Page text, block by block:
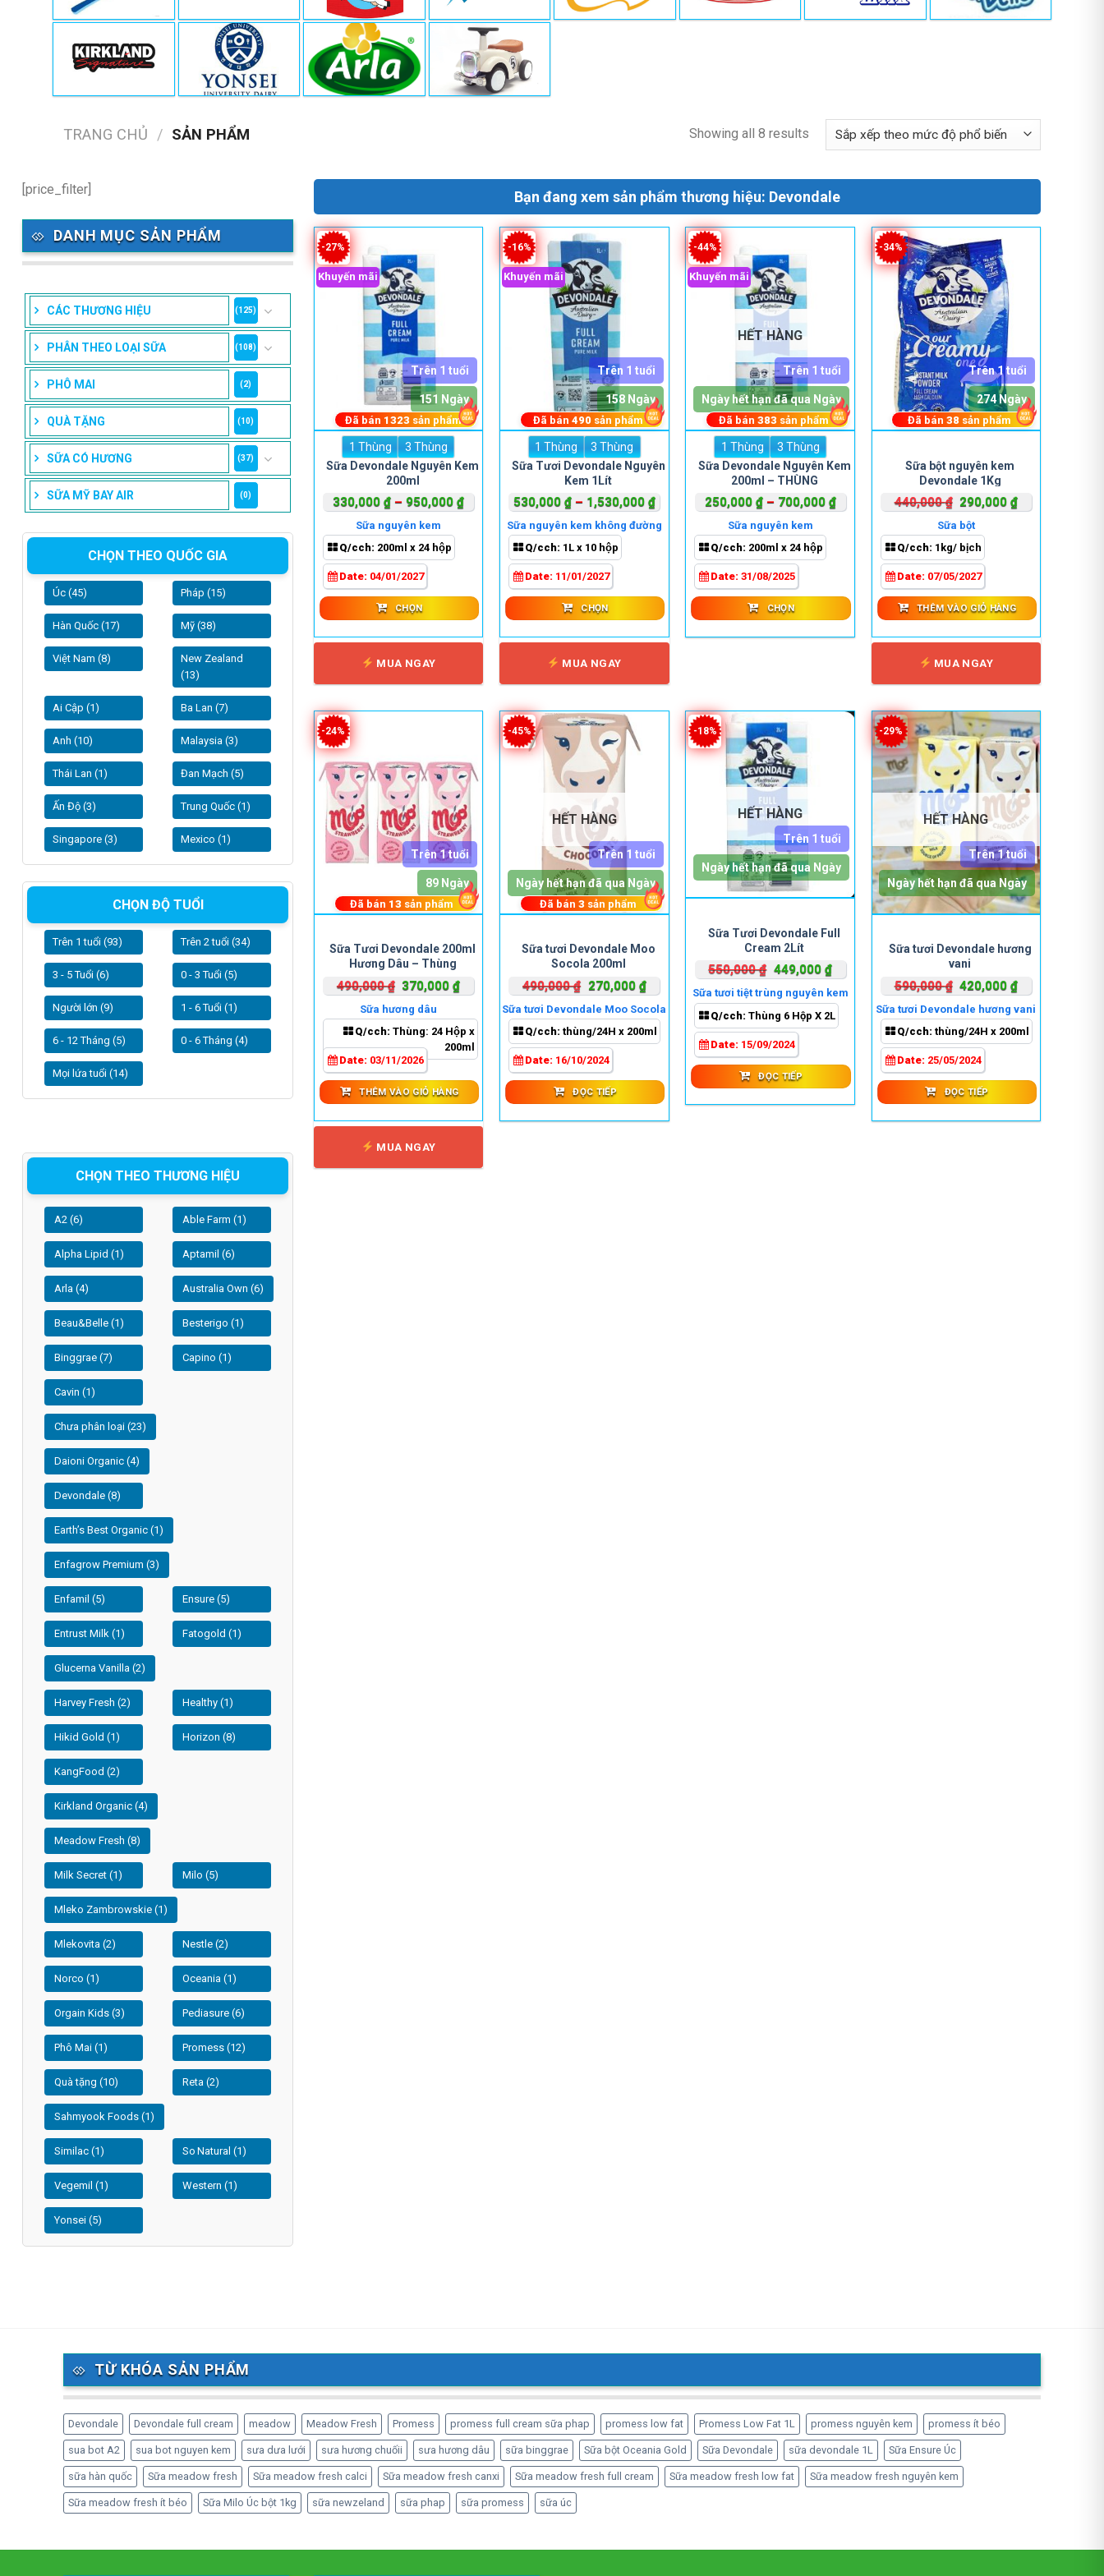
TRANG CHỦ / SẢN PHẨM Showing all 8 results
[price_filter]
DANH MỤC SẢN PHẨM
CÁC THƯƠNG HIỆU (125)
PHÂN THEO LOẠI SỮA (108)
PHÔ MAI (2)
QUÀ TẶNG (10)
SỮA CÓ HƯƠNG (37)
SỮA MỸ BAY AIR (0)
CHỌN THEO QUỐC GIA
Úc (45) Pháp (15)
Hàn Quốc (17) Mỹ (38)
Việt Nam (8)
New Zealand
(13)
Ai Cập (1) Ba Lan (7)
Anh (10) Malaysia (3)
Thái Lan (1) Đan Mạch (5)
Ấn Độ (3) Trung Quốc (1)
Singapore (3) Mexico (1)
CHỌN ĐỘ TUỔI
Trên 1 tuổi (93) Trên 2 tuổi (34)
3 - 5 Tuổi (6) 0 - 3 Tuổi (5)
Người lớn (9) 1 - 6 Tuổi (1)
6 - 12 Tháng (5) 0 - 6 Tháng (4)
Mọi lứa tuổi (14)
CHỌN THEO THƯƠNG HIỆU
A2 (6) Able Farm (1)
Alpha Lipid (1) Aptamil (6)
Arla (4) Australia Own (6)
Beau&Belle (1) Besterigo (1)
Binggrae (7) Capino (1)
Cavin (1)
Chưa phân loại (23)
Daioni Organic (4)
Devondale (8)
Earth’s Best Organic (1)
Enfagrow Premium (3)
Enfamil (5) Ensure (5)
Entrust Milk (1) Fatogold (1)
Glucerna Vanilla (2)
Harvey Fresh (2) Healthy (1)
Hikid Gold (1) Horizon (8)
KangFood (2)
Kirkland Organic (4)
Meadow Fresh (8)
Milk Secret (1) Milo (5)
Mleko Zambrowskie (1)
Mlekovita (2) Nestle (2)
Norco (1) Oceania (1)
Orgain Kids (3) Pediasure (6)
Phô Mai (1) Promess (12)
Quà tặng (10) Reta (2)
Sahmyook Foods (1)
Similac (1) So Natural (1)
Vegemil (1) Western (1)
Yonsei (5)
Bạn đang xem sản phẩm thương hiệu: Devondale
-27%
Khuyến mãi
1 Thùng
3 Thùng
Sữa Devondale Nguyên Kem
200ml
330,000₫ – 950,000₫Khoảng
330,000 ₫
950,000 ₫
Sữa nguyên kem
Q/cch: 200ml x 24 hộp
Date: 04/01/2027
Trên 1 tuổi
151 Ngày
Đã bán 1323sản phẩm
CHỌN
Sản
phẩm
này
có
nhiều
biến
thể.
Các
tùy
chọn
có
trên
phẩm
MUA NGAY
-16%
Khuyến mãi
1 Thùng
3 Thùng
Sữa Tươi Devondale Nguyên
Kem 1Lít
530,000 ₫ – 1,530,000 ₫Khoảng
530,000 ₫
1,530,000 ₫
Sữa nguyên kem không đường
Q/cch: 1L x 10 hộp
Date: 11/01/2027
Trên 1 tuổi
158 Ngày
Đã bán 490sản phẩm
CHỌN
Sản
phẩm
này
có
nhiều
biến
thể.
Các
tùy
chọn
có
trên
trang
sản
phẩm
MUA NGAY
-44%
Khuyến mãi
HẾT HÀNG
1 Thùng
3 Thùng
Sữa Devondale Nguyên Kem
200ml – THÙNG
250,000 ₫ – 700,000 ₫Khoảng
250,000 ₫
700,000 ₫
Sữa nguyên kem
Q/cch: 200ml x 24 hộp
Date:31/08/2025
Trên 1 tuổi
Ngày hết hạn đã qua Ngày
Đã bán 383sản phẩm
CHỌN
Sản
phẩm
này
có
nhiều
biến
thể.
Các
tùy
chọn
có
trên
trang
sản
phẩm
-34%
Sữa bột nguyên kem
Devondale 1Kg
440,000₫ Giá
gốc
là:
440,000 ₫.
290,000₫Giá
Sữa bột
Q/cch: 1kg/ bịch
Date: 07/05/2027
Trên 1 tuổi
274 Ngày
Đã bán38 sản phẩm
THÊM VÀO GIỎ HÀNG
MUA NGAY
-24%
Sữa Tươi Devondale 200ml
Hương Dâu – Thùng
490,000₫ Giá
gốc
là:
490,000 ₫.
370,000₫Giá
tại
là:
370,000 ₫.
Sữa hương dâu
Q/cch:Thùng: 24 Hộp x
200ml
Date: 03/11/2026
Trên 1 tuổi
89 Ngày
Đã bán 13 sản phẩm
THÊM VÀO GIỎ HÀNG
MUA NGAY
-45%
HẾT HÀNG
Sữa tươi Devondale Moo
Socola 200ml
490,000₫ Giá
gốc
là:
490,000 ₫.
270,000 ₫Giá
hiện
tại
là:
270,000 ₫.
Sữa tươi Devondale Moo Socola
Q/cch:thùng/24H x 200ml
Date: 16/10/2024
Trên 1 tuổi
Ngày hết hạn đã qua Ngày
Đã bán 3sản phẩm
ĐỌC TIẾP
-18%
HẾT HÀNG
Sữa Tươi Devondale Full
Cream 2Lít
550,000₫ Giá
là:
550,000 ₫.
449,000 ₫Giá
tại
là:
449,000 ₫.
Sữa tươi tiệt trùng nguyên kem
Q/cch:Thùng 6 Hộp X 2L
Date: 15/09/2024
Trên 1 tuổi
Ngày hết hạn đã qua Ngày
ĐỌC TIẾP
-29%
HẾT HÀNG
Sữa tươi Devondale hương
vani
590,000₫ Giá
gốc
là:
590,000 ₫.
420,000₫Giá
hiện
tại
là:
Sữa tươi Devondale hương vani
Q/cch: thùng/24H x 200ml
Date: 25/05/2024
Trên 1 tuổi
Ngày hết hạn đã qua Ngày
ĐỌC TIẾP
TỪ KHÓA SẢN PHẨM
Devondale Devondale full cream meadow Meadow Fresh Promess promess full cream sữa phap promess low fat Promess Low Fat 1L promess nguyên kem promess ít béo
sua bot A2 sua bot nguyen kem sưa dưa lưới sưa hương chuốii sưa hương dâu sữa binggrae Sữa bột Oceania Gold Sữa Devondale sữa devondale 1L Sữa Ensure Úc
sữa hàn quốc Sữa meadow fresh Sữa meadow fresh calci Sữa meadow fresh canxi Sữa meadow fresh full cream Sữa meadow fresh low fat Sữa meadow fresh nguyên kem
Sữa meadow fresh ít béo Sữa Milo Úc bột 1kg sữa newzeland sữa phap sữa promess sữa úc